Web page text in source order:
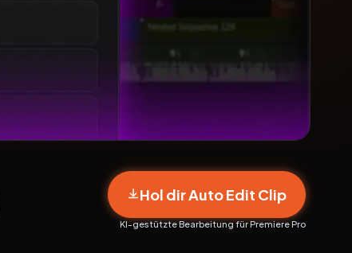
Hol dir Auto Edit Clip
KI-gestützte Bearbeitung für Premiere Pro